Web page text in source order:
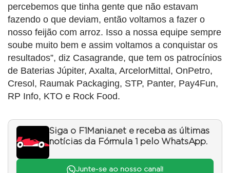
percebemos que tinha gente que não estavam
fazendo o que deviam, então voltamos a fazer o
nosso feijão com arroz. Isso a nossa equipe sempre
soube muito bem e assim voltamos a conquistar os
resultados”, diz Casagrande, que tem os patrocínios
de Baterias Júpiter, Axalta, ArcelorMittal, OnPetro,
Cresol, Raumak Packaging, STP, Panter, Pay4Fun,
RP Info, KTO e Rock Food.
Siga o F1Mania.net e receba as últimas
notícias da Fórmula 1 pelo WhatsApp.
Junte-se ao nosso canal!